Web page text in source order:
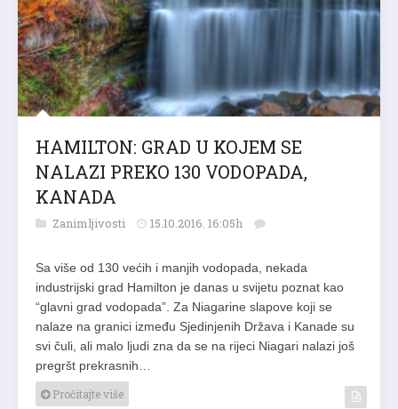
HAMILTON: GRAD U KOJEM SE
NALAZI PREKO 130 VODOPADA,
KANADA
Zanimljivosti 15.10.2016. 16:05h
Sa više od 130 većih i manjih vodopada, nekada
industrijski grad Hamilton je danas u svijetu poznat kao
“glavni grad vodopada”. Za Niagarine slapove koji se
nalaze na granici između Sjedinjenih Država i Kanade su
svi čuli, ali malo ljudi zna da se na rijeci Niagari nalazi još
pregršt prekrasnih…
Pročitajte više